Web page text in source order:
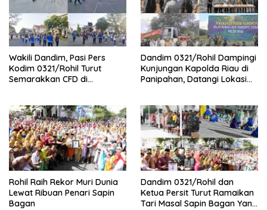
Wakili Dandim, Pasi Pers
Kodim 0321/Rohil Turut
Semarakkan CFD di
Dandim 0321/Rohil Dampingi
Kunjungan Kapolda Riau di
Panipahan, Datangi Lokasi
Rohil Raih Rekor Muri Dunia
Lewat Ribuan Penari Sapin
Bagan
Dandim 0321/Rohil dan
Ketua Persit Turut Ramaikan
Tari Masal Sapin Bagan Yang